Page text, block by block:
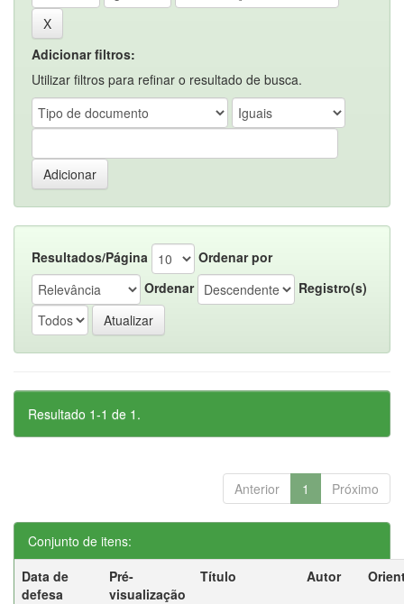
Adicionar filtros:
Utilizar filtros para refinar o resultado de busca.
Resultados/Página
Ordenar por
Ordenar
Registro(s)
Resultado 1-1 de 1.
Anterior 1 Próximo
Conjunto de itens:
Data de
defesa
Pré-
visualização
Título Autor